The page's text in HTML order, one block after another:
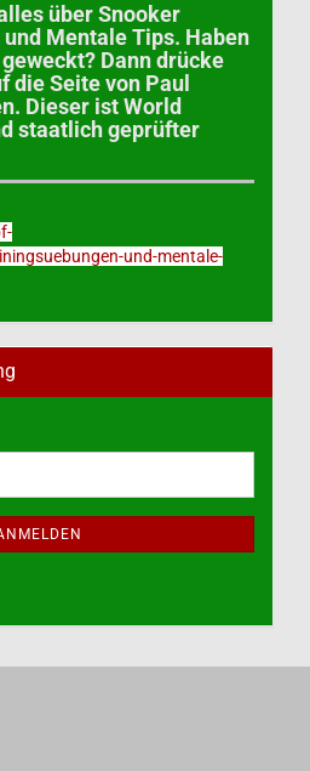
über Snooker
Mentale Tips. Haben
Dann drücke
die Seite von Paul
Dieser ist World
staatlich geprüfter
und-mentale-